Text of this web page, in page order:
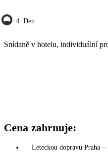
4. Den
Snídaně v hotelu, individuální
Cena zahrnuje:
Leteckou dopravu Praha